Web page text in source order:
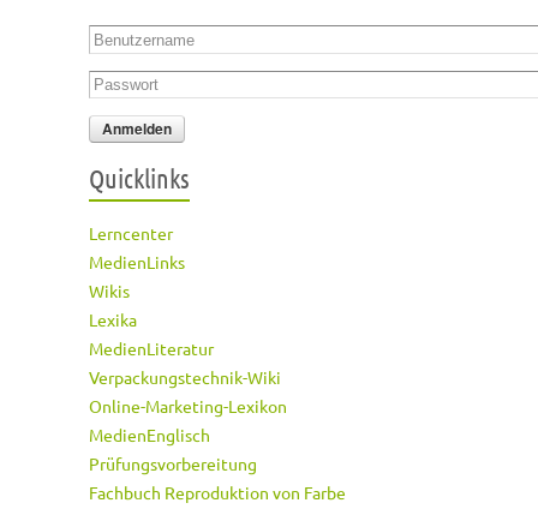
Benutzername
Passwort
Quicklinks
Lerncenter
MedienLinks
Wikis
Lexika
MedienLiteratur
Verpackungstechnik-Wiki
Online-Marketing-Lexikon
MedienEnglisch
Prüfungsvorbereitung
Fachbuch Reproduktion von Farbe